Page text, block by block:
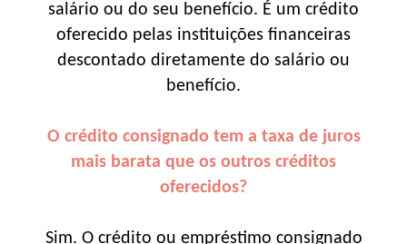
salário ou do seu benefício. É um crédito
oferecido pelas instituições financeiras
descontado diretamente do salário ou
benefício.
O crédito consignado tem a taxa de juros
mais barata que os outros créditos
oferecidos?
Sim. O crédito ou empréstimo consignado